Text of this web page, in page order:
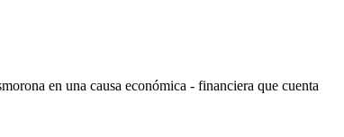
en una causa económica - financiera que cuenta